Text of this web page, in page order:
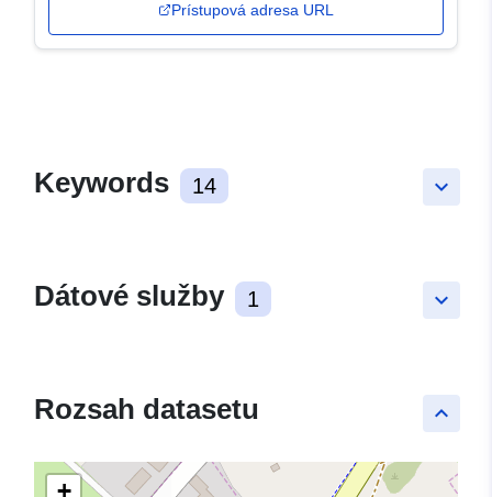
Prístupová adresa URL
keyboard_arrow_down
Keywords 14
keyboard_arrow_down
Dátové služby 1
keyboard_arrow_up
Rozsah datasetu
+